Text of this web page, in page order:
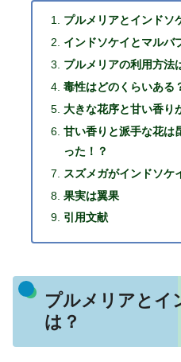
プルメリアとインドソ
インドソケイとマルバ
プルメリアの利用方法
毒性はどのくらいある
大きな花序と甘い香り
甘い香りと派手な花は
った！？
スズメガがインドソケ
果実は翼果
引用文献
プルメリアとイ
は？